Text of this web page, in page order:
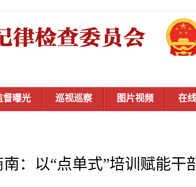
督曝光 巡视巡察 图片视频 在
南：以“点单式”培训赋能干